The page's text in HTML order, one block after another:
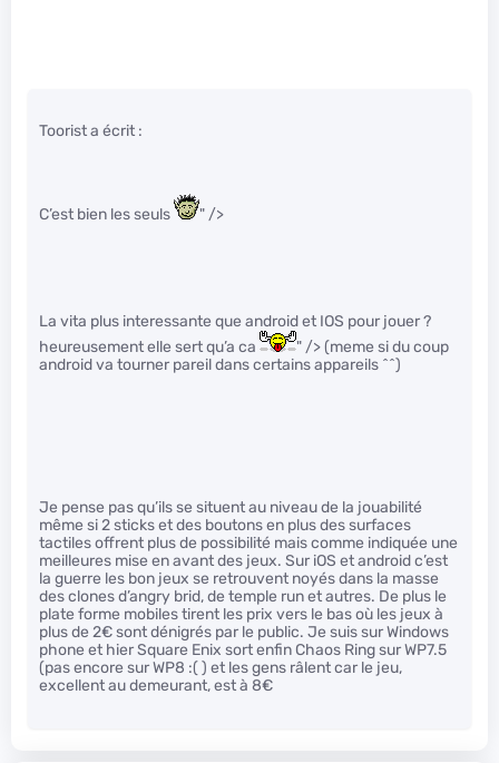
Toorist a écrit :
C’est bien les seuls " />
La vita plus interessante que android et IOS pour jouer ?
heureusement elle sert qu’a ca
" /> (meme si du coup
android va tourner pareil dans certains appareils ^^)
Je pense pas qu’ils se situent au niveau de la jouabilité
même si 2 sticks et des boutons en plus des surfaces
tactiles offrent plus de possibilité mais comme indiquée une
meilleures mise en avant des jeux. Sur iOS et android c’est
la guerre les bon jeux se retrouvent noyés dans la masse
des clones d’angry brid, de temple run et autres. De plus le
plate forme mobiles tirent les prix vers le bas où les jeux à
plus de 2€ sont dénigrés par le public. Je suis sur Windows
phone et hier Square Enix sort enfin Chaos Ring sur WP7.5
(pas encore sur WP8 :( ) et les gens râlent car le jeu,
excellent au demeurant, est à 8€